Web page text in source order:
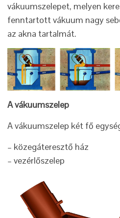
vákuumszelepet, melyen
fenntartott vákuum nagy
az akna tartalmát.
A vákuumszelep
A vákuumszelep két fő
– közegáteresztő ház
– vezérlőszelep